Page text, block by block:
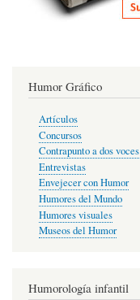
Humor Gráfico
Artículos
Concursos
Contrapunto a dos voces
Entrevistas
Envejecer con Humor
Humores del Mundo
Humores visuales
Museos del Humor
Humorología infantil